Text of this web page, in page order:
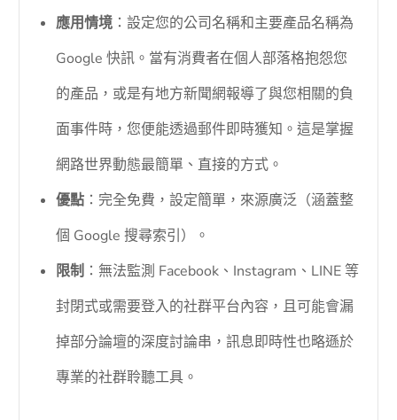
應用情境 ：設定您的公司名稱和主要產品名稱為
Google 快訊。當有消費者在個人部落格抱怨您
的產品，或是有地方新聞網報導了與您相關的負
面事件時，您便能透過郵件即時獲知。這是掌握
網路世界動態最簡單、直接的方式。
優點 ：完全免費，設定簡單，來源廣泛（涵蓋整
個 Google 搜尋索引）。
限制 ：無法監測 Facebook、Instagram、LINE 等
封閉式或需要登入的社群平台內容，且可能會漏
掉部分論壇的深度討論串，訊息即時性也略遜於
專業的社群聆聽工具。